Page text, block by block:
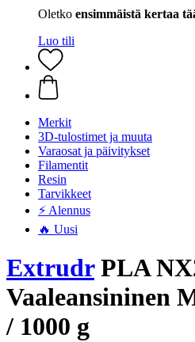
Oletko ensimmäistä kertaa
Luo tili
Merkit
3D-tulostimet ja muuta
Varaosat ja päivitykset
Filamentit
Resin
Tarvikkeet
⚡ Alennus
🔥 Uusi
ExtrudrPLA
Vaaleansininen
/ 1000 g